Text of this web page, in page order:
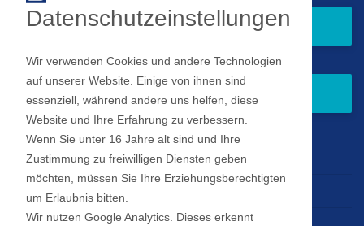
Fragen Sie gern bei uns an
Zum Newsletter anmelden
Impressum
Datenschutz
Datenschutzeinstellungen
Wir verwenden Cookies und andere Technologien
auf unserer Website. Einige von ihnen sind
essenziell, während andere uns helfen, diese
Website und Ihre Erfahrung zu verbessern.
Wenn Sie unter 16 Jahre alt sind und Ihre
Zustimmung zu freiwilligen Diensten geben
möchten, müssen Sie Ihre Erziehungsberechtigten
um Erlaubnis bitten.
Wir nutzen Google Analytics. Dieses erkennt